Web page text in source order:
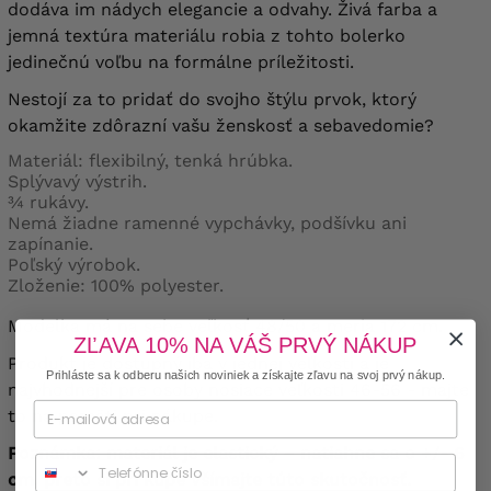
dodáva im nádych elegancie a odvahy. Živá farba a
jemná textúra materiálu robia z tohto bolerko
jedinečnú voľbu na formálne príležitosti.
Nestojí za to pridať do svojho štýlu prvok, ktorý
okamžite zdôrazní vašu ženskosť a sebavedomie?
Materiál: flexibilný, tenká hrúbka.
Splývavý výstrih.
¾ rukávy.
Nemá žiadne ramenné vypchávky, podšívku ani
zapínanie.
Poľský výrobok.
Zloženie: 100% polyester.
Modelka má na sebe veľkosť 48/50 a meria 172 cm.
Produkt je dostupný iba v jednej veľkosti a je
najvhodnejší pre osoby nosiace veľkosti 46-56 - majte
to na pamäti pri nákupe.
Poznámka: materiál je elastický – natiahne sa o +/- 6
cm, preto si pri kúpe všímajte túto skutočnosť.
ZĽAVA 10% NA VÁŠ PRVÝ NÁKUP
Prihláste sa k odberu našich noviniek a získajte zľavu na svoj prvý nákup.